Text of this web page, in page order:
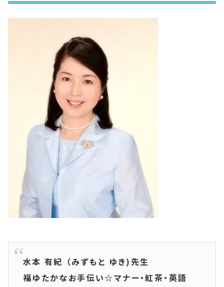
水本 有紀 （みずもと ゆき)先生
福ゆたかなお手伝い☆マナー・紅茶・英語